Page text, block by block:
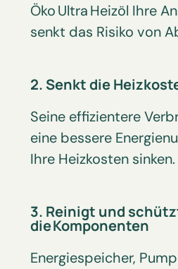
Öko Ultra Heizöl Ihre
senkt das Risiko von
2. Senkt die
Seine effizientere
eine bessere
Ihre Heiz­kosten sinken.
3. Reinigt und
die Komponenten
Energiespeicher,